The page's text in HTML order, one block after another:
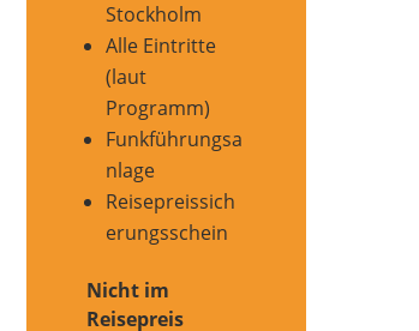
Stockholm
Alle Eintritte
(laut
Programm)
Funkführungsa
nlage
Reisepreissich
erungsschein
Nicht im
Reisepreis